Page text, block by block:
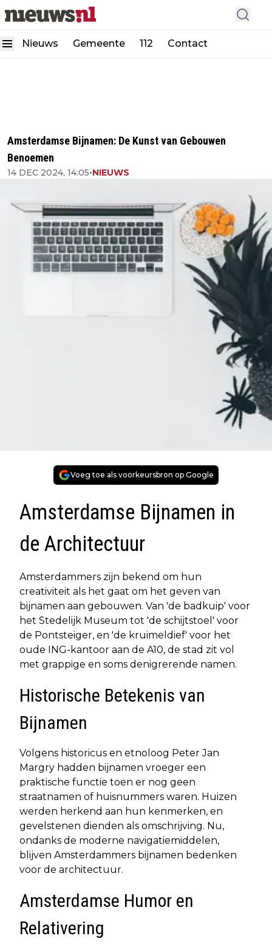
Nieuws Gemeente 112 Contact
Amsterdamse Bijnamen: De Kunst van Gebouwen
Benoemen
14 DEC 2024, 14:05•NIEUWS
Voeg toe als voorkeursbron op Google
Amsterdamse Bijnamen in
de Architectuur
Amsterdammers zijn bekend om hun
creativiteit als het gaat om het geven van
bijnamen aan gebouwen. Van 'de badkuip' voor
het Stedelijk Museum tot 'de schijtstoel' voor
de Pontsteiger, en 'de kruimeldief' voor het
oude ING-kantoor aan de A10, de stad zit vol
met grappige en soms denigrerende namen.
Historische Betekenis van
Bijnamen
Volgens historicus en etnoloog Peter Jan
Margry hadden bijnamen vroeger een
praktische functie toen er nog geen
straatnamen of huisnummers waren. Huizen
werden herkend aan hun kenmerken, en
gevelstenen dienden als omschrijving. Nu,
ondanks de moderne navigatiemiddelen,
blijven Amsterdammers bijnamen bedenken
voor de architectuur.
Amsterdamse Humor en
Relativering